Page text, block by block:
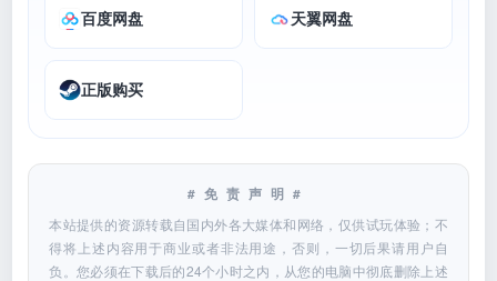
百度网盘 天翼网盘
正版购买
#免责声明#
本站提供的资源转载自国内外各大媒体和网络，仅供试玩体验；不
得将上述内容用于商业或者非法用途，否则，一切后果请用户自
负。您必须在下载后的24个小时之内，从您的电脑中彻底删除上述